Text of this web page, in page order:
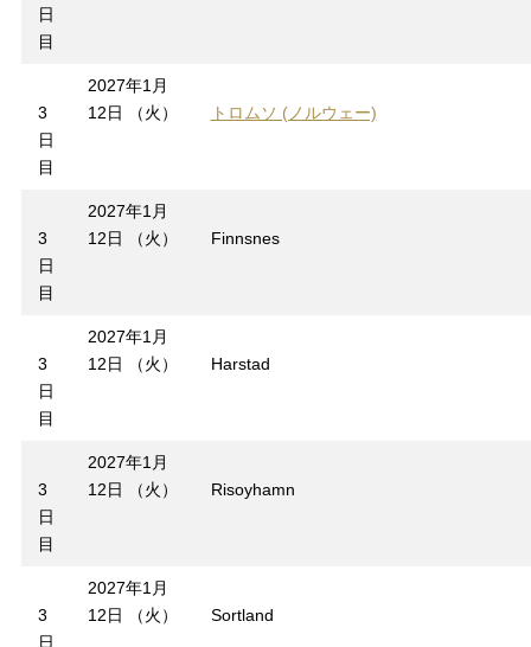
日
目
3
日
目
2027年1月
12日 （火）
トロムソ (ノルウェー)
3
日
目
2027年1月
12日 （火）
Finnsnes
3
日
目
2027年1月
12日 （火）
Harstad
3
日
目
2027年1月
12日 （火）
Risoyhamn
3
日
2027年1月
12日 （火）
Sortland